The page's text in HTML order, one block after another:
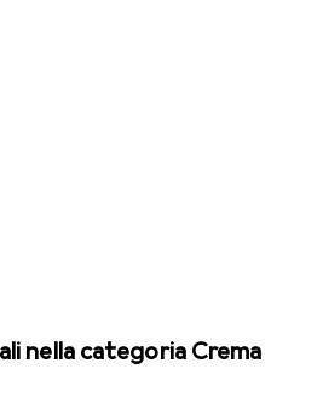
nella categoria Crema